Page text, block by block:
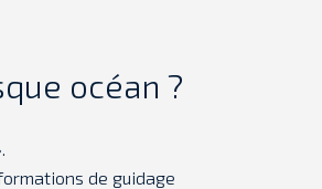
océan ?
de guidage